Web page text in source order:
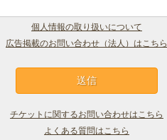
個人情報の取り扱いについて
広告掲載のお問い合わせ（法人）はこちら
チケットに関するお問い合わせはこちら
よくある質問はこちら